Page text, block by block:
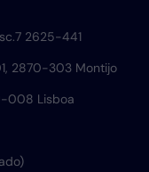
2625-441
2870-303 Montijo
008 Lisboa